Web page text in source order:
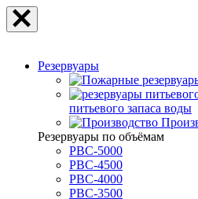
Резервуары
питьевого запаса воды
Резервуары по объёмам
РВС-5000
РВС-4500
РВС-4000
РВС-3500